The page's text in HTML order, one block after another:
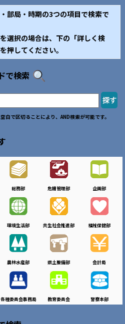
部局・時期の3つの項目で検索で
選択の場合は、下の「詳しく検
押してください。
で検索
白で区切ることにより、AND検索が可能です。
総務部 危機管理部 企画部
環境生活部 共生社会推進部 福祉保健部
農林水産部 県土整備部 会計局
各種委員会事務局 教育委員会 警察本部